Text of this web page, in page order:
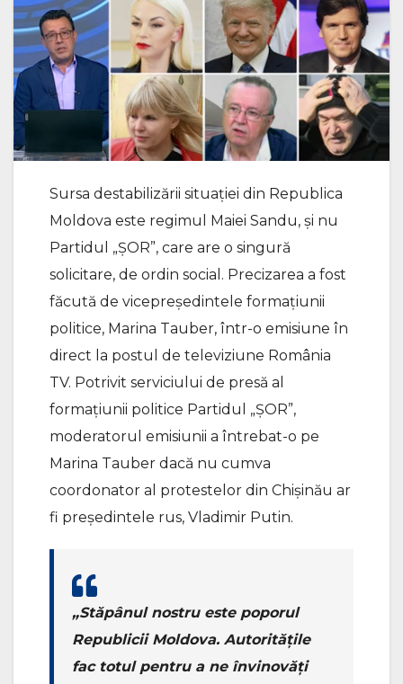
Sursa destabilizării situației din Republica
Moldova este regimul Maiei Sandu, și nu
Partidul „ȘOR”, care are o singură
solicitare, de ordin social. Precizarea a fost
făcută de vicepreședintele formațiunii
politice, Marina Tauber, într-o emisiune în
direct la postul de televiziune România
TV. Potrivit serviciului de presă al
formațiunii politice Partidul „ȘOR”,
moderatorul emisiunii a întrebat-o pe
Marina Tauber dacă nu cumva
coordonator al protestelor din Chișinău ar
fi președintele rus, Vladimir Putin.
„Stăpânul nostru este poporul
Republicii Moldova. Autoritățile
fac totul pentru a ne învinovăți